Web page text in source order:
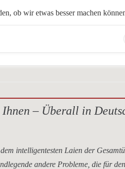
ob wir etwas besser machen
– Überall in
intelligentesten Laien der
andere Probleme, die für